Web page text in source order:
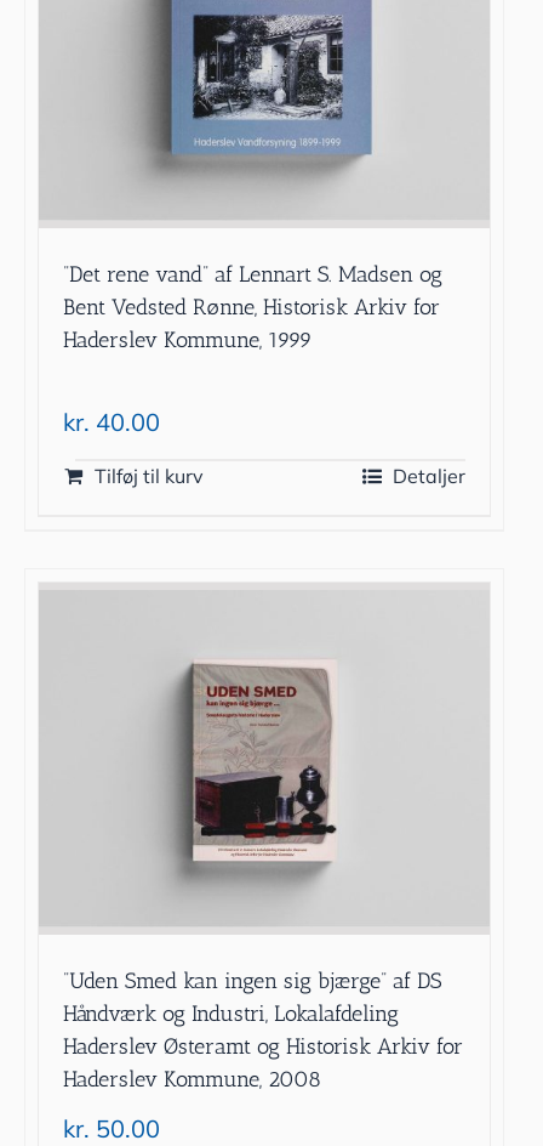
”Det rene vand” af Lennart S. Madsen og
Bent Vedsted Rønne, Historisk Arkiv for
Haderslev Kommune, 1999
kr. 40.00
Tilføj til kurv Detaljer
”Uden Smed kan ingen sig bjærge” af DS
Håndværk og Industri, Lokalafdeling
Haderslev Østeramt og Historisk Arkiv for
Haderslev Kommune, 2008
kr. 50.00